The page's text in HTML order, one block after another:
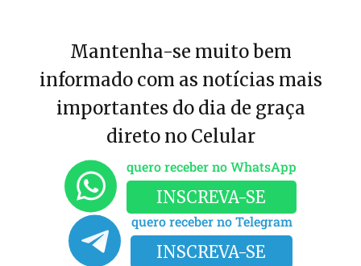
Mantenha-se muito bem
informado com as notícias mais
importantes do dia de graça
direto no Celular
quero receber no WhatsApp
INSCREVA-SE
quero receber no Telegram
INSCREVA-SE